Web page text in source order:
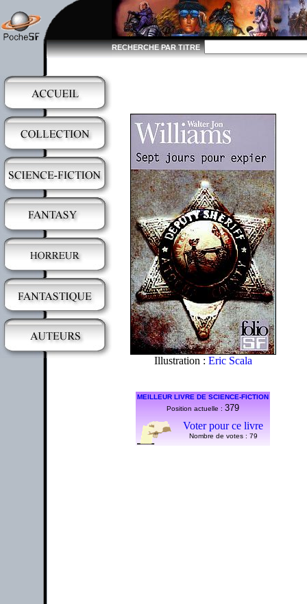
RECHERCHE PAR TITRE
Illustration : Eric Scala
MEILLEUR LIVRE DE SCIENCE-FICTION
Position actuelle : 379
Voter pour ce livre
Nombre de votes : 79